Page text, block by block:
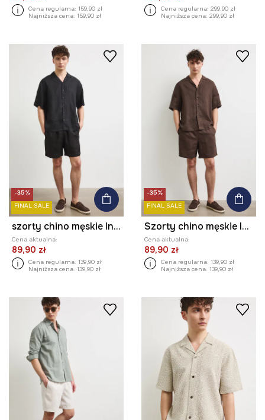
Cena regularna: 159,90 zł
Najniższa cena: 159,90 zł
Cena regularna: 299,90 zł
Najniższa cena: 299,90 zł
-35%
FINAL SALE
szorty chino męskie lniane
Cena aktualna:
89,90 zł
Cena regularna: 139,90 zł
Najniższa cena: 139,90 zł
-35%
FINAL SALE
Szorty chino męskie lniane
Cena aktualna:
89,90 zł
Cena regularna: 139,90 zł
Najniższa cena: 139,90 zł